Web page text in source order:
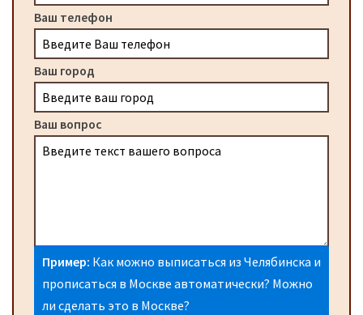
Ваш телефон
Ваш город
Ваш вопрос
Пример: Как можно выписаться из Челябинска и
прописаться в Москве автоматически? Можно
ли сделать это в Москве?